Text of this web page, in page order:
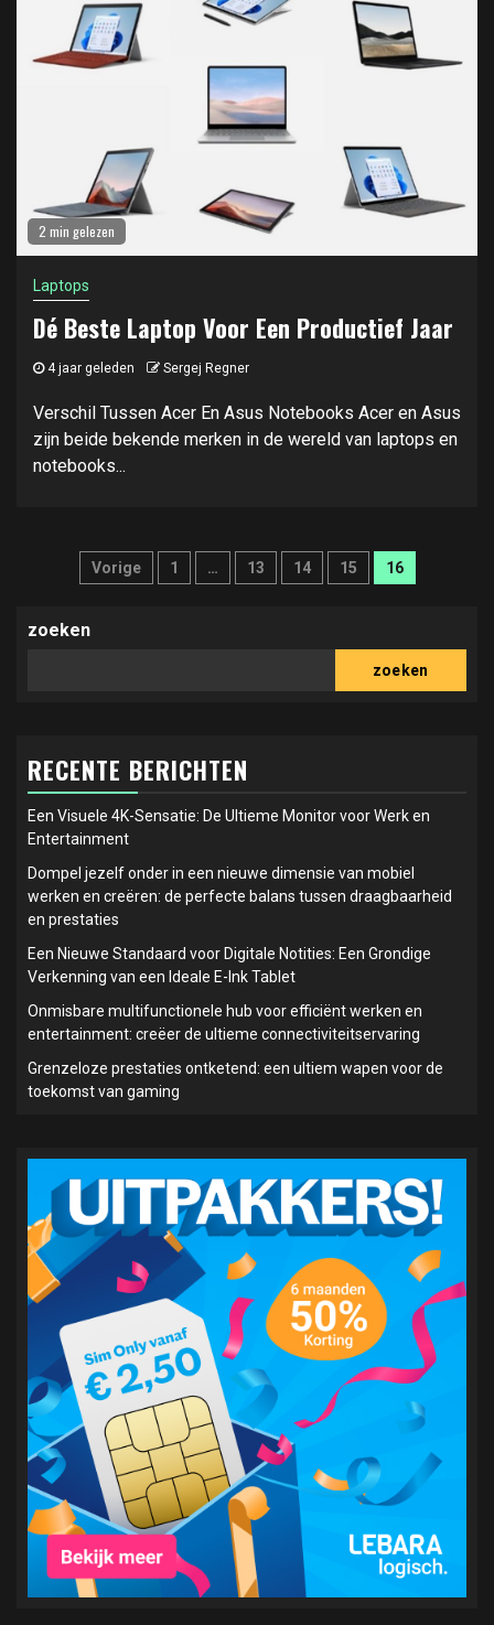
2 min gelezen
Laptops
Dé Beste Laptop Voor Een Productief Jaar
4 jaar geleden Sergej Regner
Verschil Tussen Acer En Asus Notebooks Acer en Asus
zijn beide bekende merken in de wereld van laptops en
notebooks...
Berichten
Vorige 1 … 13 14 15 16
zoeken
zoeken
RECENTE BERICHTEN
Een Visuele 4K-Sensatie: De Ultieme Monitor voor Werk en
Entertainment
Dompel jezelf onder in een nieuwe dimensie van mobiel
werken en creëren: de perfecte balans tussen draagbaarheid
en prestaties
Een Nieuwe Standaard voor Digitale Notities: Een Grondige
Verkenning van een Ideale E-Ink Tablet
Onmisbare multifunctionele hub voor efficiënt werken en
entertainment: creëer de ultieme connectiviteitservaring
Grenzeloze prestaties ontketend: een ultiem wapen voor de
toekomst van gaming